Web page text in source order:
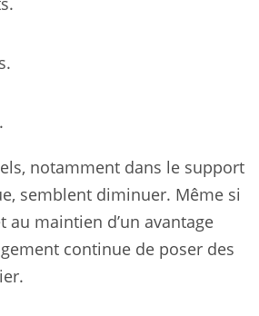
notamment dans le support
semblent diminuer. Même si
maintien d’un avantage
continue de poser des